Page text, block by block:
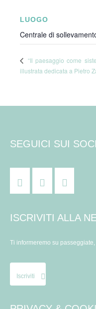
LUOGO
Centrale di
“Il paesaggio come
illustrata dedicata a Pietro
SEGUICI SUI
ISCRIVITI ALLA
Ti informeremo su
Iscriviti